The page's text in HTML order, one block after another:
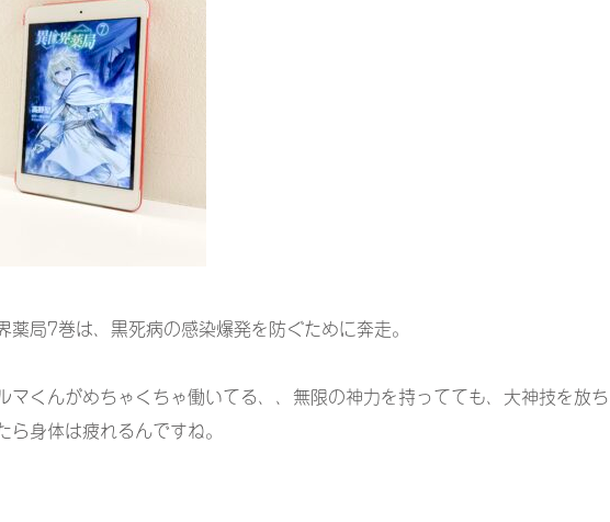
薬局7巻は、黒死病の感染爆発を防ぐために奔走。
マくんがめちゃくちゃ働いてる、、無限の神力を持ってても、大神技を放ち
ら身体は疲れるんですね。